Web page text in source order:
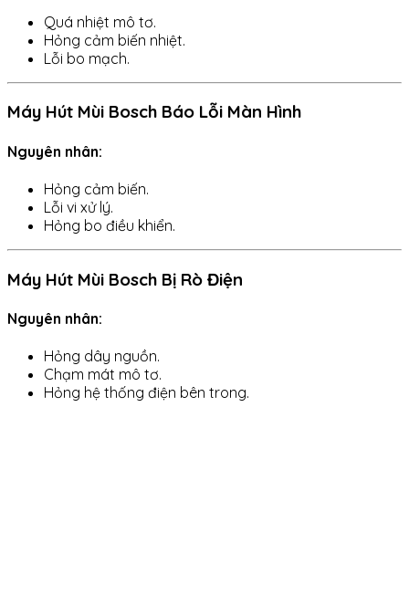
Quá nhiệt mô tơ.
Hỏng cảm biến nhiệt.
Lỗi bo mạch.
Máy Hút Mùi Bosch Báo Lỗi Màn Hình
Nguyên nhân:
Hỏng cảm biến.
Lỗi vi xử lý.
Hỏng bo điều khiển.
Máy Hút Mùi Bosch Bị Rò Điện
Nguyên nhân:
Hỏng dây nguồn.
Chạm mát mô tơ.
Hỏng hệ thống điện bên trong.